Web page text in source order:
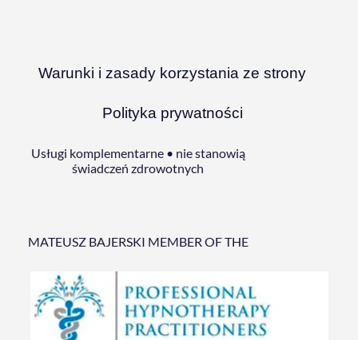
Warunki i zasady korzystania ze strony
Polityka prywatności
Usługi komplementarne • nie stanowią
świadczeń zdrowotnych
MATEUSZ BAJERSKI MEMBER OF THE